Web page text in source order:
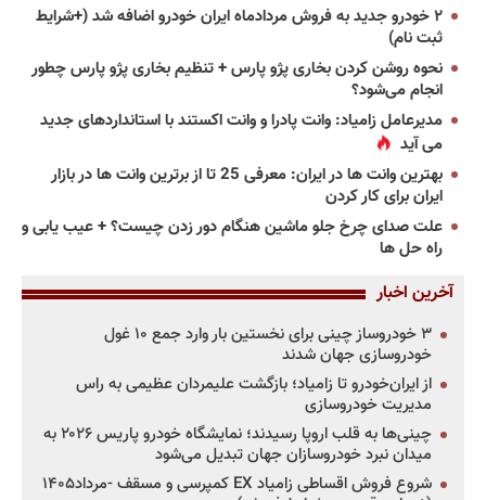
۲ خودرو جدید به فروش مردادماه ایران خودرو اضافه شد (+شرایط
ثبت نام)
نحوه روشن کردن بخاری پژو پارس + تنظیم بخاری پژو پارس چطور
انجام می‌شود؟
مدیرعامل زامیاد: وانت پادرا و وانت اکستند با استانداردهای جدید
می آید
بهترین وانت ها در ایران: معرفی 25 تا از برترین وانت ها در بازار
ایران برای کار کردن
علت صدای چرخ جلو ماشین هنگام دور زدن چیست؟ + عیب یابی و
راه حل ها
آخرین اخبار
۳ خودروساز چینی برای نخستین بار وارد جمع ۱۰ غول
خودروسازی جهان شدند
از ایران‌خودرو تا زامیاد؛ بازگشت علیمردان عظیمی به راس
مدیریت خودروسازی
چینی‌ها به قلب اروپا رسیدند؛ نمایشگاه خودرو پاریس ۲۰۲۶ به
میدان نبرد خودروسازان جهان تبدیل می‌شود
شروع فروش اقساطی زامیاد EX کمپرسی و مسقف -مرداد۱۴۰۵